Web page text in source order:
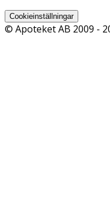
Cookieinställningar
© Apoteket AB 2009 -